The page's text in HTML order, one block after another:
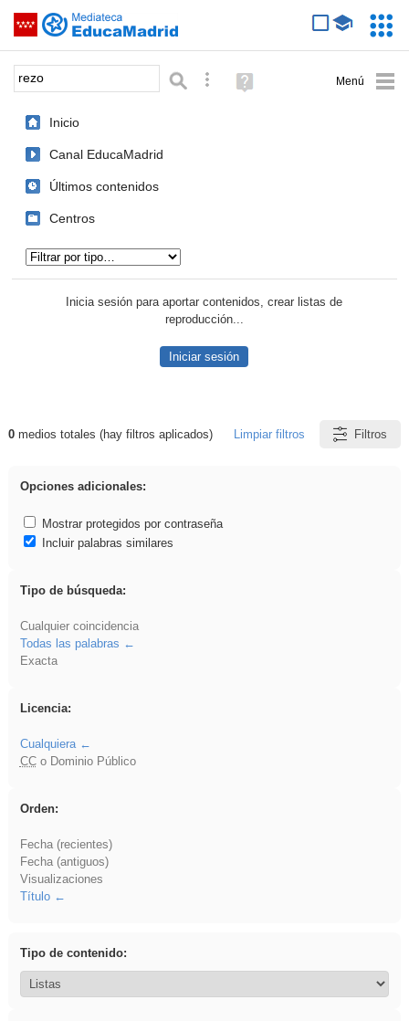
Saltar navegación
Palabra o frase: Búsqueda avanzada
Ayuda
(en
Inicio
Canal EducaMadrid
Últimos contenidos
Centros
Inicia sesión para aportar contenidos, crear listas de
reproducción...
Iniciar sesión
Resultados de: rezo
0medios totales (hay filtros aplicados) Limpiar filtros Filtros
Opciones adicionales:
Mostrar protegidos por contraseña
Incluir palabras similares
Tipo de búsqueda:
Cualquier coincidencia
Todas las palabras
Exacta
Licencia:
Cualquiera
CCo Dominio Público
Orden:
Fecha (recientes)
Fecha (antiguos)
Visualizaciones
Título
Tipo de contenido: